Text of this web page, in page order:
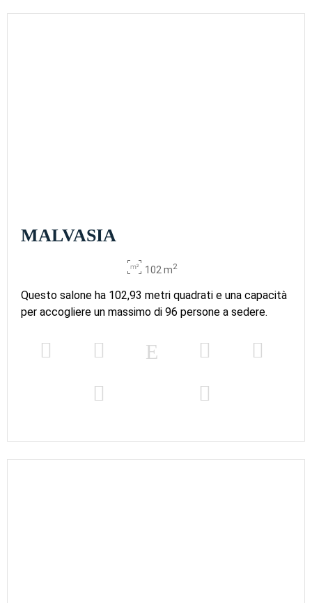
MALVASIA
102 m2
Questo salone ha 102,93 metri quadrati e una capacità
per accogliere un massimo di 96 persone a sedere.